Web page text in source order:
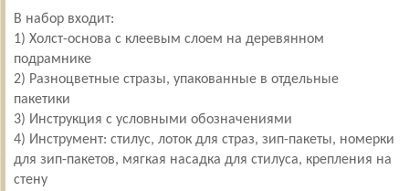
В набор входит:
1) Холст-основа с клеевым слоем на деревянном
подрамнике
2) Разноцветные стразы, упакованные в отдельные
пакетики
3) Инструкция с условными обозначениями
4) Инструмент: стилус, лоток для страз, зип-пакеты, номерки
для зип-пакетов, мягкая насадка для стилуса, крепления на
стену